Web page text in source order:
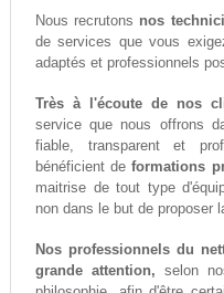
Nous recrutons nos
de services que vous
adaptés et professionnels
Très à l'écoute de nos
service que nous offrons
fiable, transparent et
bénéficient deformations
maitrise de tout type
non dans le but de proposer
Nos professionnels du
grande attention, selon